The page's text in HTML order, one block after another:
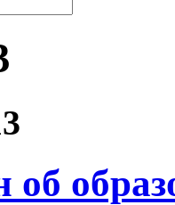
об